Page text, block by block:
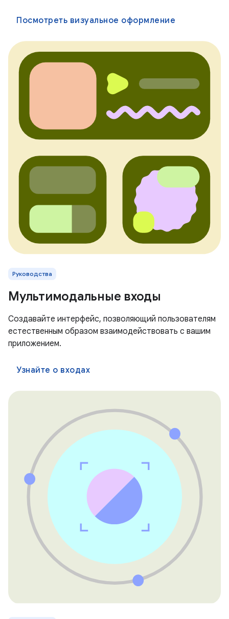
Посмотреть визуальное оформление
Руководства
Мультимодальные входы
Создавайте интерфейс, позволяющий пользователям
естественным образом взаимодействовать с вашим
приложением.
Узнайте о входах